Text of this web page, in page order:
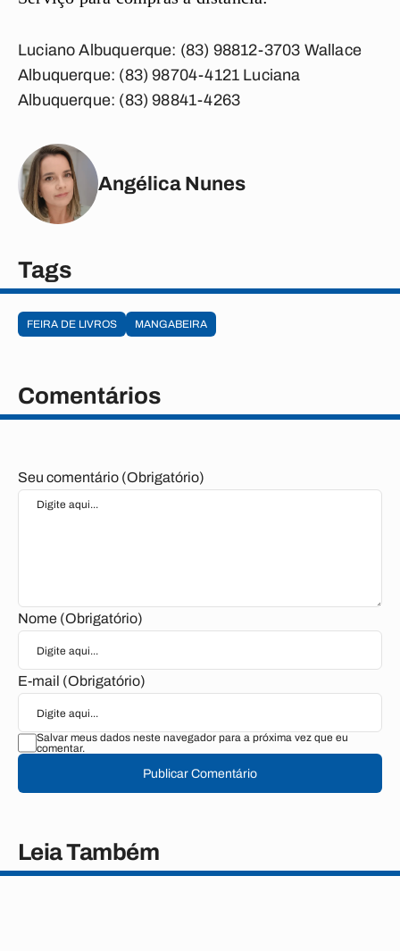
Luciano Albuquerque: (83) 98812-3703 Wallace
Albuquerque: (83) 98704-4121 Luciana
Albuquerque: (83) 98841-4263
Angélica Nunes
Tags
FEIRA DE LIVROS MANGABEIRA
Comentários
Seu comentário (Obrigatório)
Nome (Obrigatório)
E-mail (Obrigatório)
Salvar meus dados neste navegador para a próxima vez que eu
comentar.
Publicar Comentário
Leia Também